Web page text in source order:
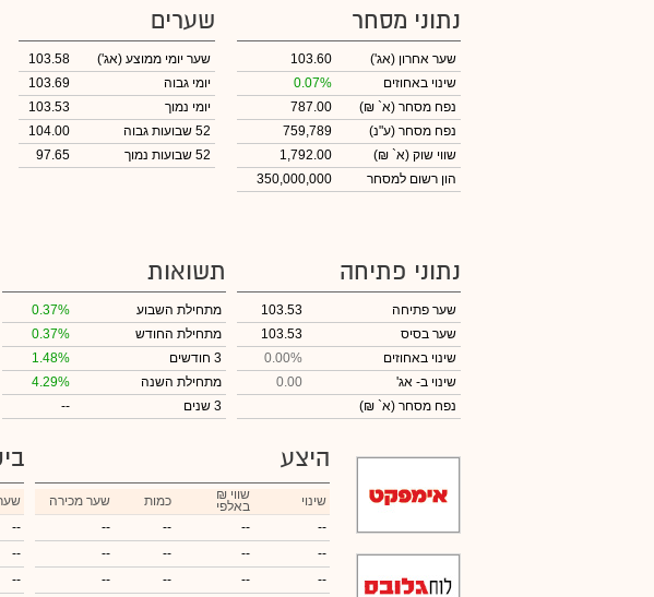
נתוני מסחר
שער אחרון (אג')
103.60
שינוי באחוזים
0.07%
נפח מסחר (א` ₪)
787.00
נפח מסחר (ע"נ)
759,789
שווי שוק (א` ₪)
1,792.00
הון רשום למסחר
350,000,000
שערים
שער יומי ממוצע (אג')
103.58
יומי גבוה
103.69
יומי נמוך
103.53
52 שבועות גבוה
104.00
52 שבועות נמוך
97.65
נתוני פתיחה
שער פתיחה
103.53
שער בסיס
103.53
שינוי באחוזים
0.00%
שינוי ב- אג'
0.00
נפח מסחר (א` ₪)
תשואות
מתחילת השבוע
0.37%
מתחילת החודש
0.37%
3 חודשים
1.48%
מתחילת השנה
4.29%
3 שנים
--
היצע
שינוי ₪ שווי
באלפי כמות
שער מכירה
--
--
--
--
--
--
--
--
--
--
--
--
--
--
--